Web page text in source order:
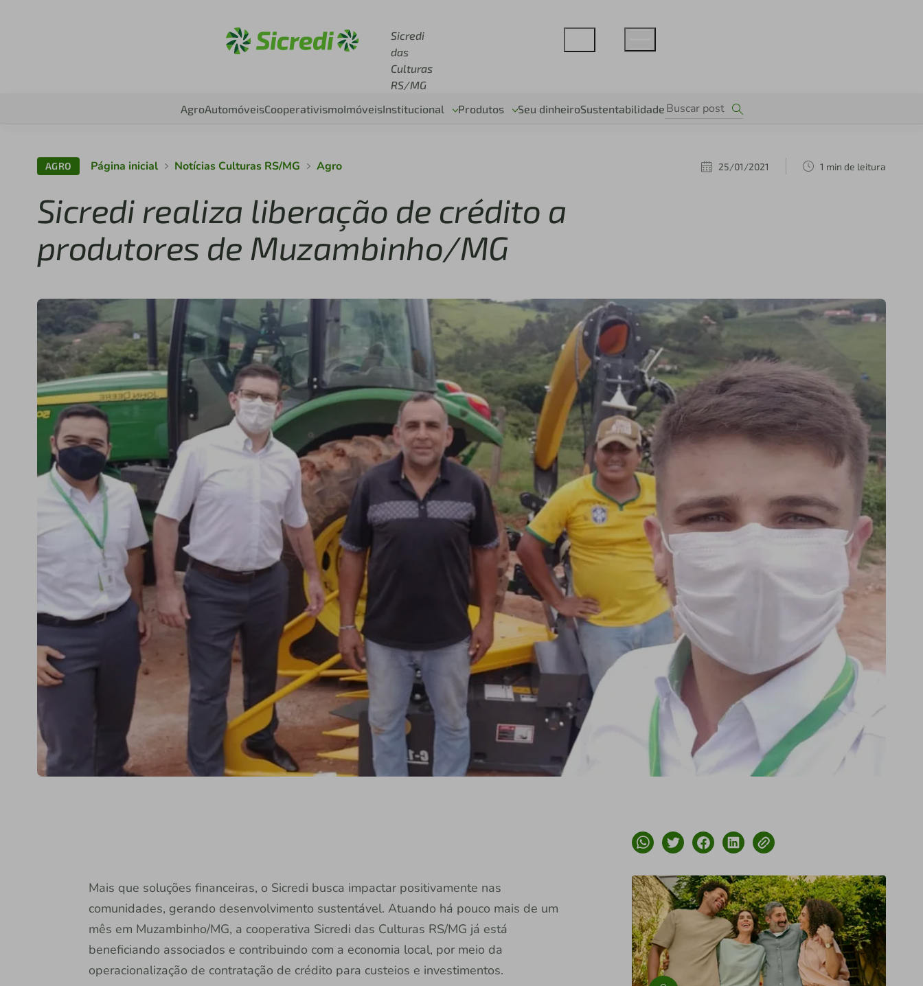
Sicredi
das
Culturas
RS/MG
AgroAutomóveisCooperativismoImóveisInstitucional Produtos Seu dinheiroSustentabilidade
AGRO Página inicial Notícias Culturas RS/MG Agro 25/01/2021 1 min de leitura
Sicredi realiza liberação de crédito a
produtores de Muzambinho/MG
Mais que soluções financeiras, o Sicredi busca impactar positivamente nas
comunidades, gerando desenvolvimento sustentável. Atuando há pouco mais de um
mês em Muzambinho/MG, a cooperativa Sicredi das Culturas RS/MG já está
beneficiando associados e contribuindo com a economia local, por meio da
operacionalização de contratação de crédito para custeios e investimentos.